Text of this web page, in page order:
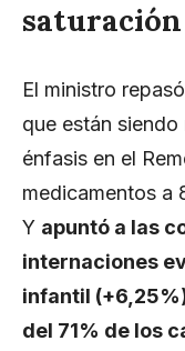
El ministro
que están
énfasis en el
medicamentos a
Y apuntó a las
internaciones
infantil
del 71% de los